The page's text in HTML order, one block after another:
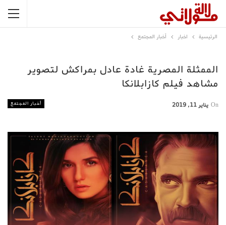
الرئيسية اخبار أخبار المجتمع
الممثلة المصرية غادة عادل بمراكش لتصوير
مشاهد فيلم كازابلانكا
أخبار المجتمع On يناير 11, 2019